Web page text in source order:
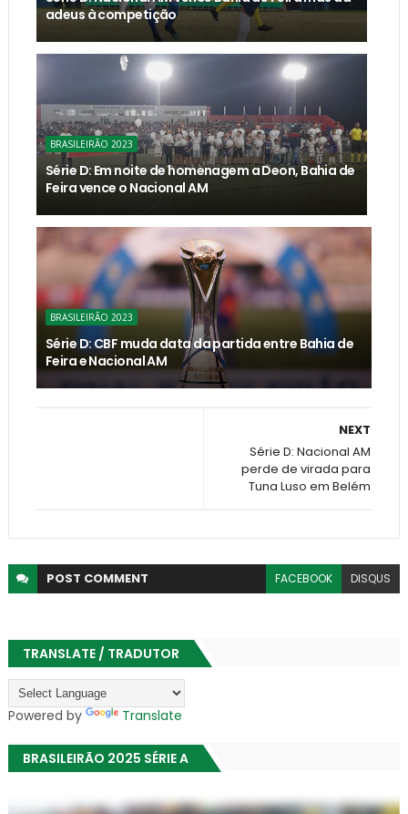
adeus à competição
BRASILEIRÃO 2023
Série D: Em noite de homenagem a Deon, Bahia de
Feira vence o Nacional AM
BRASILEIRÃO 2023
Série D: CBF muda data da partida entre Bahia de
Feira e Nacional AM
NEXT
Série D: Nacional AM
perde de virada para
Tuna Luso em Belém
POST COMMENT FACEBOOK DISQUS
TRANSLATE / TRADUTOR
Powered by Translate
BRASILEIRÃO 2025 SÉRIE A